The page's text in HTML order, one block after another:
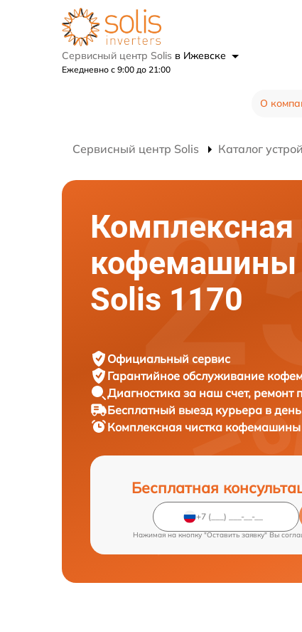
Сервисный центр Solis в Ижевске
Ежедневно с 9:00 до 21:00
О
Сервисный центр Solis Каталог
Комплексная
кофемашины
Solis 1170
Официальный сервис
Гарантийное обслуживание
Диагностика за наш счет, ремонт
Бесплатный выезд курьера в
Комплексная чистка кофемашины
Бесплатная
Нажимая на кнопку "Оставить заявку" Вы